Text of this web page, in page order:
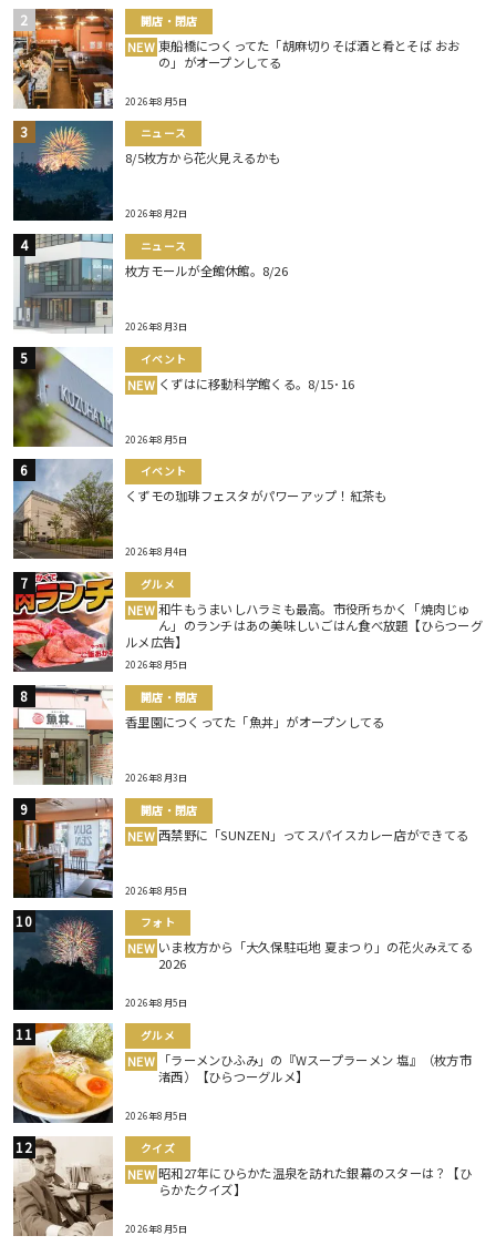
開店・閉店
NEW 東船橋につくってた「胡麻切りそば酒と肴とそば おお
の」がオープンしてる
2026年8月5日
ニュース
8/5枚方から花火見えるかも
2026年8月2日
ニュース
枚方モールが全館休館。8/26
2026年8月3日
イベント
NEW くずはに移動科学館くる。8/15･16
2026年8月5日
イベント
くずモの珈琲フェスタがパワーアップ！紅茶も
2026年8月4日
グルメ
NEW 和牛もうまいしハラミも最高。市役所ちかく「焼肉じゅ
ん」のランチはあの美味しいごはん食べ放題【ひらつーグ
ルメ広告】
2026年8月5日
開店・閉店
香里園につくってた「魚丼」がオープンしてる
2026年8月3日
開店・閉店
NEW 西禁野に「SUNZEN」ってスパイスカレー店ができてる
2026年8月5日
フォト
NEW いま枚方から「大久保駐屯地 夏まつり」の花火みえてる
2026
2026年8月5日
グルメ
NEW
「ラーメンひふみ」の『Wスープラーメン 塩』（枚方市
渚西）【ひらつーグルメ】
2026年8月5日
クイズ
NEW 昭和27年にひらかた温泉を訪れた銀幕のスターは？【ひ
らかたクイズ】
2026年8月5日